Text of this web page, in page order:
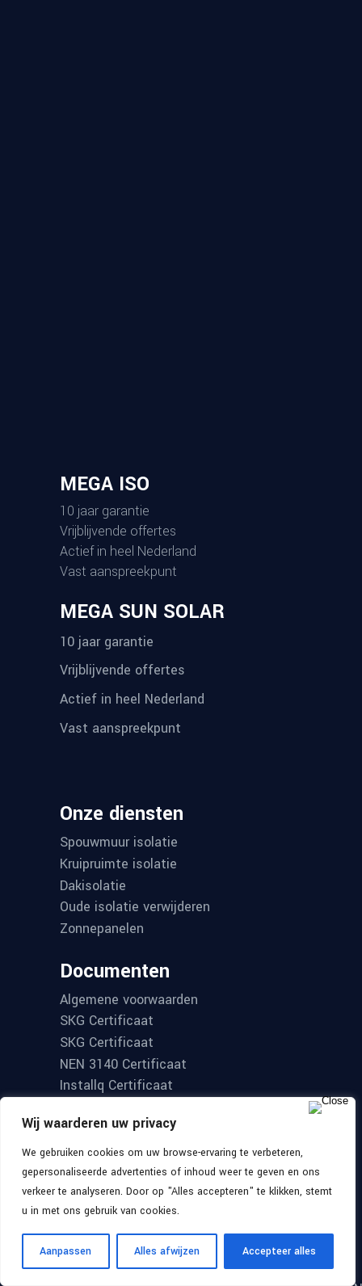
Wij waarderen uw privacy
We gebruiken cookies om uw browse-ervaring te verbeteren,
gepersonaliseerde advertenties of inhoud weer te geven en ons
verkeer te analyseren. Door op "Alles accepteren" te klikken, stemt
u in met ons gebruik van cookies.
Aanpassen Alles afwijzen Accepteer alles
MEGA ISO
10 jaar garantie
Vrijblijvende offertes
Actief in heel Nederland
Vast aanspreekpunt
MEGA SUN SOLAR
10 jaar garantie
Vrijblijvende offertes
Actief in heel Nederland
Vast aanspreekpunt
Onze diensten
Spouwmuur isolatie
Kruipruimte isolatie
Dakisolatie
Oude isolatie verwijderen
Zonnepanelen
Documenten
Algemene voorwaarden
SKG Certificaat
SKG Certificaat
NEN 3140 Certificaat
Installq Certificaat
Contact
MEGA ISO B.V.
De Run
4350,